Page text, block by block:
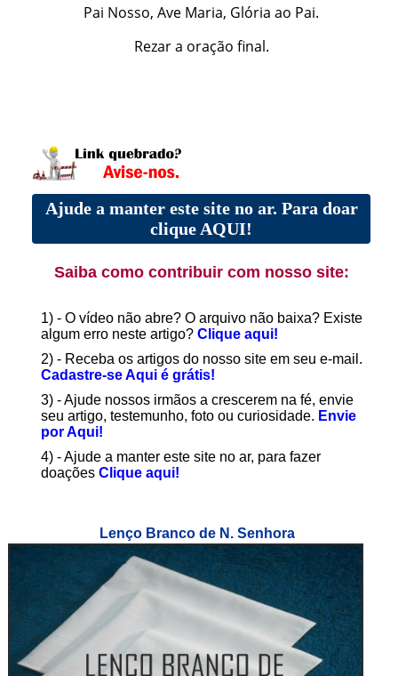
Pai Nosso, Ave Maria, Glória ao Pai.
Rezar a oração final.
Ajude a manter este site no ar. Para doar
clique AQUI!
Saiba como contribuir com nosso site:
1) - O vídeo não abre? O arquivo não baixa? Existe
algum erro neste artigo? Clique aqui!
2) - Receba os artigos do nosso site em seu e-mail.
Cadastre-se Aqui é grátis!
3) - Ajude nossos irmãos a crescerem na fé, envie
seu artigo, testemunho, foto ou curiosidade. Envie
por Aqui!
4) - Ajude a manter este site no ar, para fazer
doações Clique aqui!
Lenço Branco de N. Senhora